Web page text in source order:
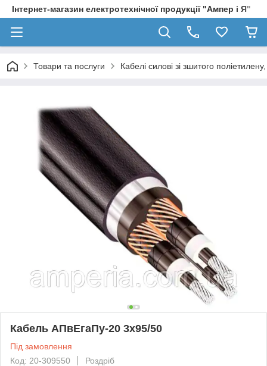
Інтернет-магазин електротехнічної продукції "Ампер і Я"
Товари та послуги Кабелі силові зі зшитого
Кабель АПвЕгаПу‑20 3х95/50
Під замовлення
Код: 20-309550
Роздріб